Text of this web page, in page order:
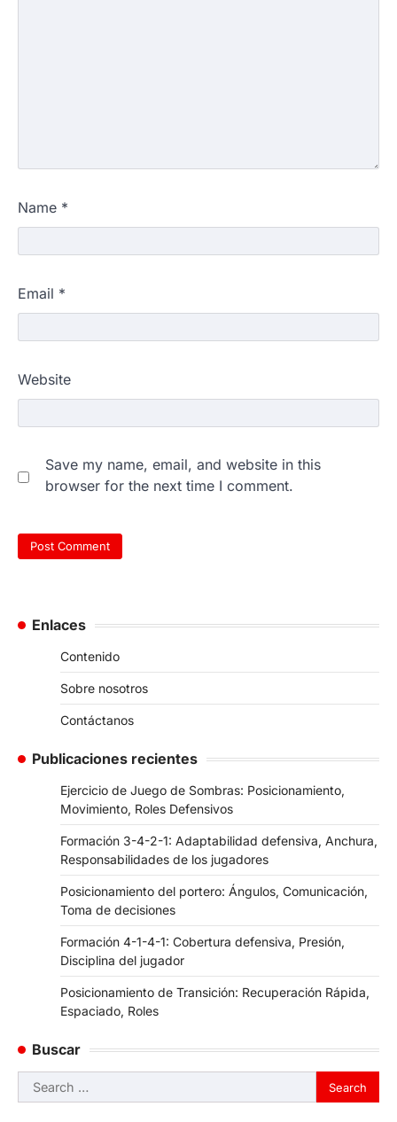
Name *
Email *
Website
Save my name, email, and website in this
browser for the next time I comment.
Enlaces
Contenido
Sobre nosotros
Contáctanos
Publicaciones recientes
Ejercicio de Juego de Sombras: Posicionamiento,
Movimiento, Roles Defensivos
Formación 3-4-2-1: Adaptabilidad defensiva, Anchura,
Responsabilidades de los jugadores
Posicionamiento del portero: Ángulos, Comunicación,
Toma de decisiones
Formación 4-1-4-1: Cobertura defensiva, Presión,
Disciplina del jugador
Posicionamiento de Transición: Recuperación Rápida,
Espaciado, Roles
Buscar
Search
for: